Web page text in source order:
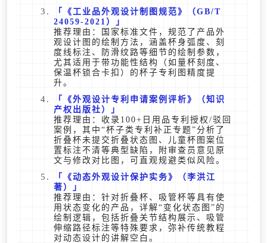
《工业品外观设计制图规范》（GB/T
24059-2021）
推荐理由：国家标准文件，规范了产品外
观设计图的绘制方法，涵盖杯身弧度、刻
度线标注、防滑纹路等细节的绘制参数，
尤其适用于带功能性结构（如量杯刻度、
保温杯锁合卡扣）的杯子专利图精度提
升。
《外观设计专利申请案例评析》（知识
产权出版社）
推荐理由：收录100+日用品专利授权/驳回
案例，其中“杯子类专利补正专题”分析了
折叠杯未提交折叠状态图、儿童杯图案位
置标注不清等典型缺陷，附审查员意见原
文与修改对比图，可直观规避类似风险。
《动态外观设计保护实务》（李洪江
著）
推荐理由：针对折叠杯、吸管杯等具有使
用状态变化的产品，详解“变化状态图”的
绘制逻辑，包括折叠关节结构展示、吸管
伸缩路径标注等特殊要求，弥补传统教程
对动态设计的讲解空白。